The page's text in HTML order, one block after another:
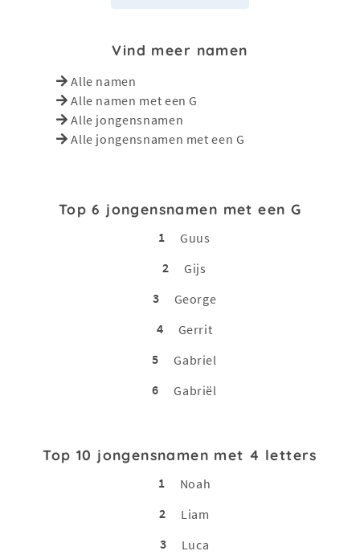
Vind meer namen
Alle namen
Alle namen met een G
Alle jongensnamen
Alle jongensnamen met een G
Top 6 jongensnamen met een G
1
Guus
2
Gijs
3
George
4
Gerrit
5
Gabriel
6
Gabriël
Top 10 jongensnamen met 4 letters
1
Noah
2
Liam
3
Luca